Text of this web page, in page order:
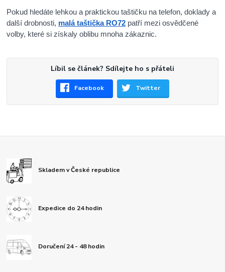
Pokud hledáte lehkou a praktickou taštičku na telefon, doklady a
další drobnosti, malá taštička RO72 patří mezi osvědčené
volby, které si získaly oblibu mnoha zákaznic.
Líbil se článek? Sdílejte ho s přáteli
Facebook Twitter
Skladem v České republice
Expedice do 24 hodin
Doručení 24 - 48 hodin